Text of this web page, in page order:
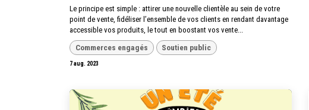
Le principe est simple : attirer une nouvelle clientèle au sein de votre
point de vente, fidéliser l’ensemble de vos clients en rendant davantage
accessible vos produits, le tout en boostant vos vente...
Commerces engagés Soutien public
7 aug. 2023